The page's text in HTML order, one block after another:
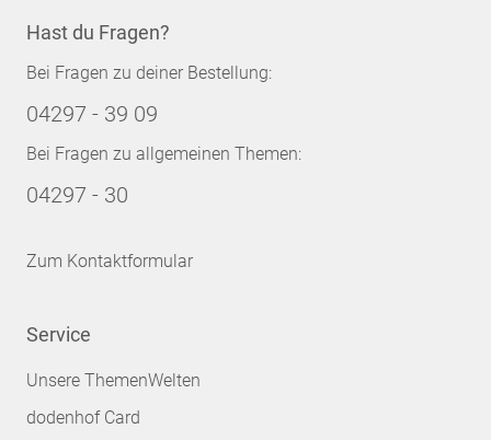
Hast du Fragen?
Bei Fragen zu deiner Bestellung:
04297 - 39 09
Bei Fragen zu allgemeinen Themen:
04297 - 30
Zum Kontaktformular
Service
Unsere ThemenWelten
dodenhof Card